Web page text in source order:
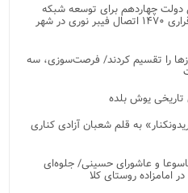
تومانی دولت چهاردهم برای توسعه شبکه
تلفن همراه و فیبر نوری در آمل/ برقراری ۱۴۷۰ اتصال فیبر نوری در شهر
را تقسیم کردند/ فرصت‌سوزی، سه
تاریخی یوش بلده
به قلم شعبان آزادی کناری
تاسوعا و عاشورای حسینی/ جلوه‌ای
امامزاده روستای کلا